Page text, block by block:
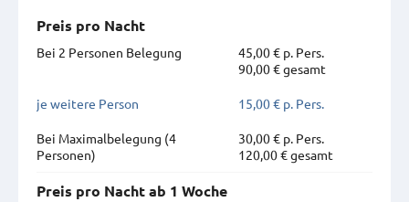
Preis pro Nacht
Bei 2 Personen Belegung
45,00 € p. Pers.
90,00 € gesamt
je weitere Person 15,00 € p. Pers.
Bei Maximal­belegung (4
Personen)
30,00 € p. Pers.
120,00 € gesamt
Preis pro Nacht ab 1 Woche